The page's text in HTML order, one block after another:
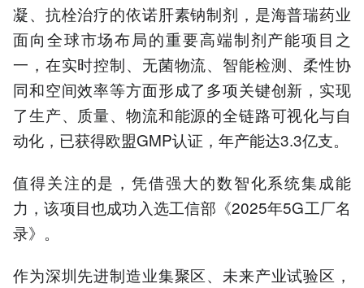
凝、抗栓治疗的依诺肝素钠制剂，是海普瑞药业
面向全球市场布局的重要高端制剂产能项目之
一，在实时控制、无菌物流、智能检测、柔性协
同和空间效率等方面形成了多项关键创新，实现
了生产、质量、物流和能源的全链路可视化与自
动化，已获得欧盟GMP认证，年产能达3.3亿支。
值得关注的是，凭借强大的数智化系统集成能
力，该项目也成功入选工信部《2025年5G工厂名
录》。
作为深圳先进制造业集聚区、未来产业试验区，